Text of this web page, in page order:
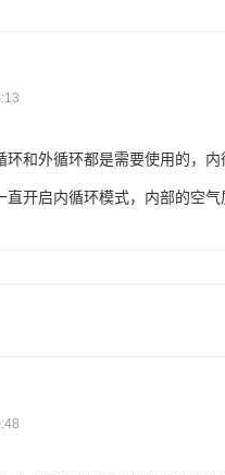
环和外循环都是需要使用的，
开启内循环模式，内部的空气